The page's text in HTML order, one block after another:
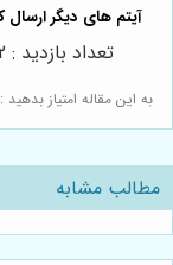
به این مقاله امتیاز بدهید :
تعداد بازدید : 232
مطالب مشابه